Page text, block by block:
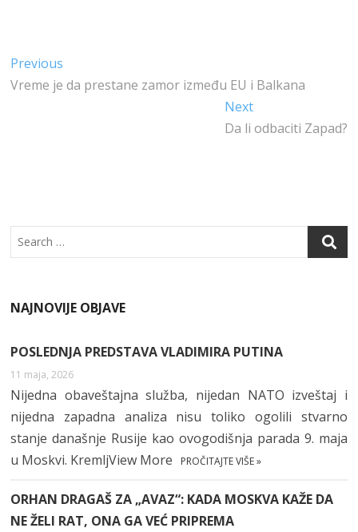
E
B E DIS
Kretanje
članka
Previous
post:
Vreme je da prestane zamor između EU i Balkana
NextNext
post:
Da li odbaciti Zapad?
Search
NAJNOVIJE OBJAVE
POSLEDNJA PREDSTAVA VLADIMIRA PUTINA
11 maja, 2026
Nijedna obaveštajna služba, nijedan NATO izveštaj i
nijedna zapadna analiza nisu toliko ogolili stvarno
stanje današnje Rusije kao ovogodišnja parada 9. maja
u Moskvi. KremljView More
PROČITAJTE VIŠE »
ORHAN DRAGAŠ ZA „AVAZ“: KADA MOSKVA KAŽE DA
NE ŽELI RAT, ONA GA VEĆ PRIPREMA